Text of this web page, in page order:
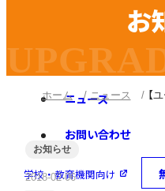
マニュアル
旧バージョン
ニュース
お問い合わせ
学校・教育機関向け
お
ホーム ニュース 【
お知らせ
2018-02-06